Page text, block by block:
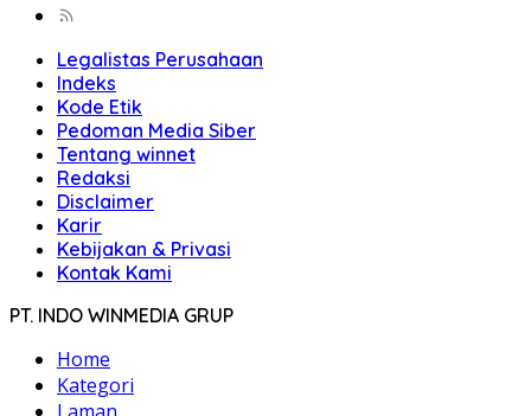
Legalistas Perusahaan
Indeks
Kode Etik
Pedoman Media Siber
Tentang winnet
Redaksi
Disclaimer
Karir
Kebijakan & Privasi
Kontak Kami
PT. INDO WINMEDIA GRUP
Home
Kategori